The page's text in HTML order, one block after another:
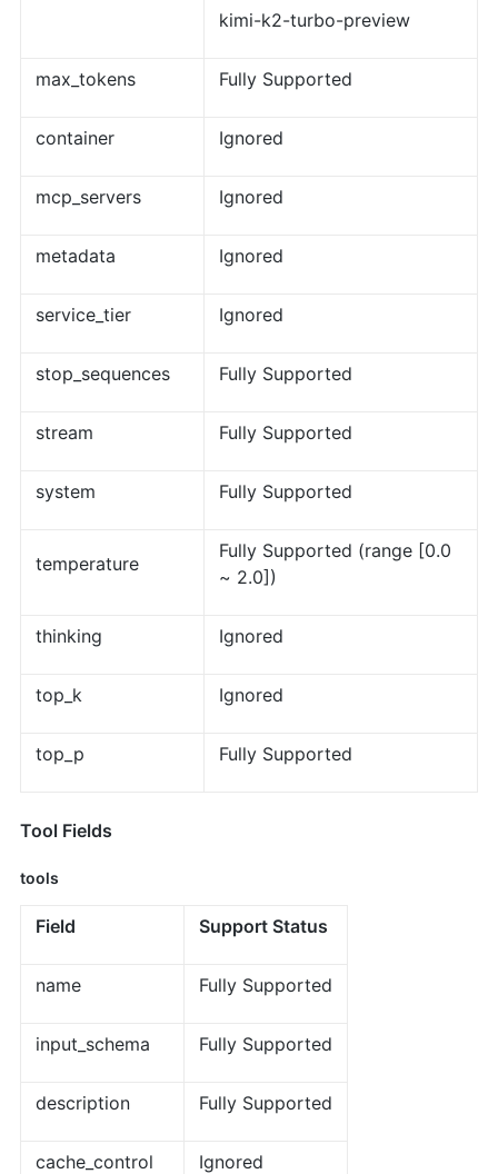
kimi-k2-turbo-preview
max_tokens Fully Supported
container Ignored
mcp_servers Ignored
metadata Ignored
service_tier Ignored
stop_sequences Fully Supported
stream Fully Supported
system Fully Supported
temperature
Fully Supported (range [0.0
~ 2.0])
thinking Ignored
top_k Ignored
top_p Fully Supported
Tool Fields
tools
Field Support Status
name Fully Supported
input_schema Fully Supported
description Fully Supported
cache_control Ignored